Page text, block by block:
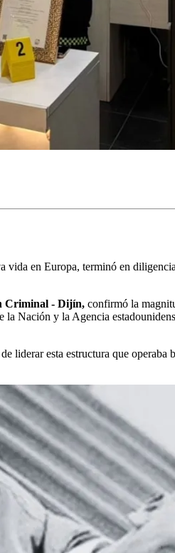
vida en Europa, terminó en
Criminal - Dijín, confirmó la
Nación y la Agencia
liderar esta estructura que operaba